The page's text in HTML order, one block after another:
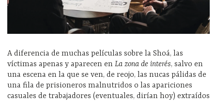
A diferencia de muchas películas sobre la Shoá, las
víctimas apenas y aparecen en La zona de interés, salvo en
una escena en la que se ven, de reojo, las nucas pálidas de
una fila de prisioneros malnutridos o las apariciones
casuales de trabajadores (eventuales, dirían hoy) extraídos